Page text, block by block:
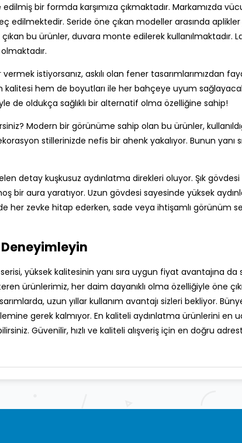
bir formda karşımıza çıkmaktadır. Markamızda
edilmektedir. Seride öne çıkan modeller arasında
bu ürünler, duvara monte edilerek kullanılmaktadır.
istiyorsanız, askılı olan fener tasarımlarımızdan
hem de boyutları ile her bahçeye uyum
de oldukça sağlıklı bir alternatif olma özelliğine sahip!
Modern bir görünüme sahip olan bu ürünler,
stillerinizde nefis bir ahenk yakalıyor. Bunun yanı
detay kuşkusuz aydınlatma direkleri oluyor. Şık
bir aura yaratıyor. Uzun gövdesi sayesinde yüksek
her zevke hitap ederken, sade veya ihtişamlı görünüm
yüksek kalitesinin yanı sıra uygun fiyat avantajına
ürünlerimiz, her daim dayanıklı olma özelliğiyle öne
uzun yıllar kullanım avantajı sizleri bekliyor.
gerek kalmıyor. En kaliteli aydınlatma ürünlerini en
Güvenilir, hızlı ve kaliteli alışveriş için en doğru